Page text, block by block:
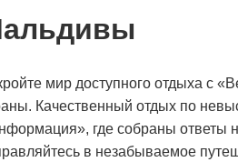
мир доступного отдыха с
Качественный отдых по
где собраны ответы
в незабываемое